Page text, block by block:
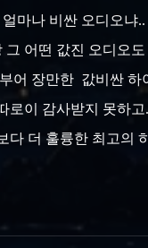
마나 비싼 오디오
어떤 값진 오디오
어 장만한 값비싼
로이 감사받지 못하
다 더 훌륭한 최고의